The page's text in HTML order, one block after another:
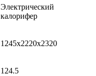
Электрический
калорифер
1245х2220х2320
124.5